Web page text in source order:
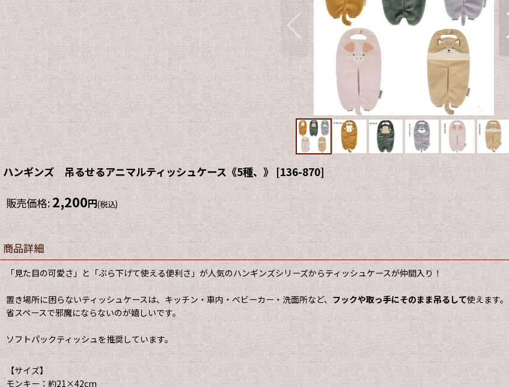
ハンギンズ 吊るせるアニマルティッシュケース《5種、》 [136-870]
販売価格:2,200円(税込)
商品詳細
「見た目の可愛さ」と「ぶら下げて使える便利さ」が人気のハンギンズシリーズからティッシュケースが仲間入り！
置き場所に困らないティッシュケースは、キッチン・車内・ベビーカー・洗面所など、フックや取っ手にそのまま吊るして使えます。
省スペースで邪魔にならないのが嬉しいです。
ソフトパックティッシュを推奨しています。
【サイズ】
モンキー：約21×42cm